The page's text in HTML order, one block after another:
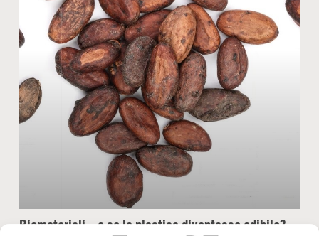
Biomateriali… e se la plastica diventasse edibile?